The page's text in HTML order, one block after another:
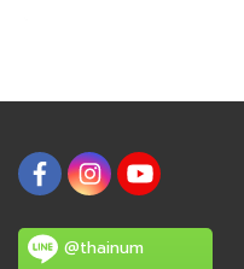
@thainum